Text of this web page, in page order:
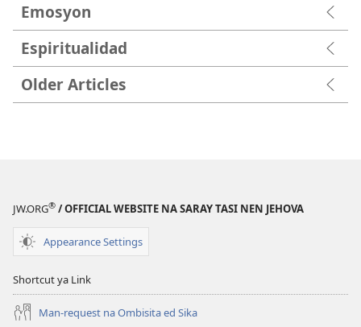
Emosyon
Espiritualidad
Older Articles
JW.ORG® / OFFICIAL WEBSITE NA SARAY TASI NEN JEHOVA
Appearance Settings
Shortcut ya Link
Man-request na Ombisita ed Sika